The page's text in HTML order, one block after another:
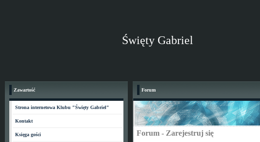
Święty Gabriel
Zawartość
Strona internetowa Klubu "Święty Gabriel"
Kontakt
Księga gości
Forum
Forum - Zarejestruj się